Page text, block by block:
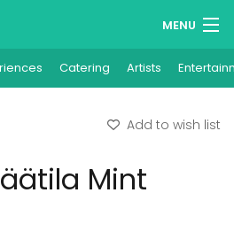
MENU
Wish lists
your venue
Catering Artists
Add to wish list
Mint